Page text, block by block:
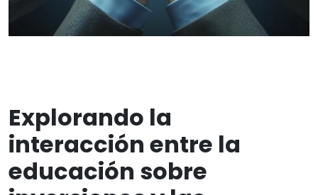
Explorando la
interacción entre la
educación sobre